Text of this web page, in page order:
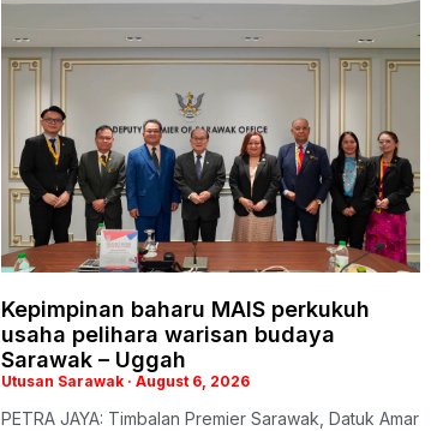
Kepimpinan baharu MAIS perkukuh
usaha pelihara warisan budaya
Sarawak – Uggah
Utusan Sarawak August 6, 2026
PETRA JAYA: Timbalan Premier Sarawak, Datuk Amar